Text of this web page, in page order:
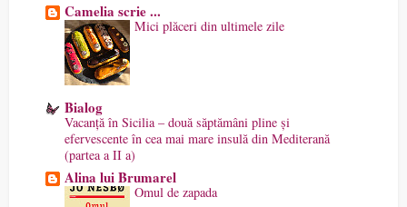
Camelia scrie ...
Mici plăceri din ultimele zile
Bialog
Vacanță în Sicilia – două săptămâni pline și
efervescente în cea mai mare insulă din Mediterană
(partea a II a)
Alina lui Brumarel
Omul de zapada